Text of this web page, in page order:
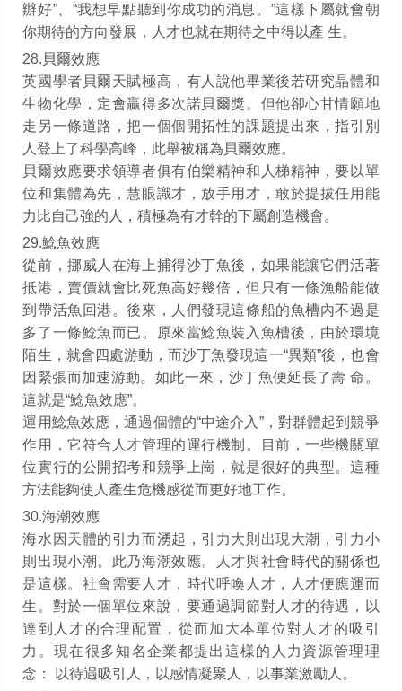
辦好”、“我想早點聽到你成功的消息。”這樣下屬就會朝
你期待的方向發展，人才也就在期待之中得以產 生。
28.貝爾效應
英國學者貝爾天賦極高，有人說他畢業後若研究晶體和
生物化學，定會贏得多次諾貝爾獎。但他卻心甘情願地
走另一條道路，把一個個開拓性的課題提出來，指引別
人登上了科學高峰，此舉被稱為貝爾效應。
貝爾效應要求領導者俱有伯樂精神和人梯精神，要以單
位和集體為先，慧眼識才，放手用才，敢於提拔任用能
力比自己強的人，積極為有才幹的下屬創造機會。
29.鯰魚效應
從前，挪威人在海上捕得沙丁魚後，如果能讓它們活著
抵港，賣價就會比死魚高好幾倍，但只有一條漁船能做
到帶活魚回港。後來，人們發現這條船的魚槽內不過是
多了一條鯰魚而已。原來當鯰魚裝入魚槽後，由於環境
陌生，就會四處游動，而沙丁魚發現這一“異類”後，也會
因緊張而加速游動。如此一來，沙丁魚便延長了壽 命。
這就是“鯰魚效應”。
運用鯰魚效應，通過個體的“中途介入”，對群體起到競爭
作用，它符合人才管理的運行機制。目前，一些機關單
位實行的公開招考和競爭上崗，就是很好的典型。這種
方法能夠使人產生危機感從而更好地工作。
30.海潮效應
海水因天體的引力而湧起，引力大則出現大潮，引力小
則出現小潮。此乃海潮效應。人才與社會時代的關係也
是這樣。社會需要人才，時代呼喚人才，人才便應運而
生。對於一個單位來說，要通過調節對人才的待遇，以
達到人才的合理配置，從而加大本單位對人才的吸引
力。現在很多知名企業都提出這樣的人力資源管理理
念： 以待遇吸引人，以感情凝聚人，以事業激勵人。